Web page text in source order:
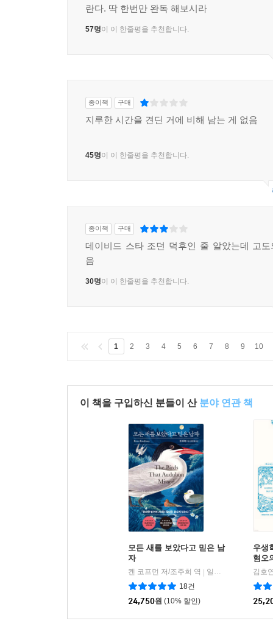
란다. 딱 한번만 완독 해보시라
57명이 이 한줄평을 추천합니다.
종이책 구매
지루한 시간을 견딘 거에 비해 남는 게 없음
45명이 이 한줄평을 추천합니다.
종이책 구매
데이비드 스타 조던 덕후인 줄 알았는데 고
음
30명이 이 한줄평을 추천합니다.
1 2 3 4 5 6 7 8 9 10
이 책을 구입하신 분들이 산 분야 연관 책
모든 새를 보았다고 믿은 남
자
켄 코프먼 저/조주희 역
일레븐
18건
24,750원 (10% 할인)
우생
혐오
김호